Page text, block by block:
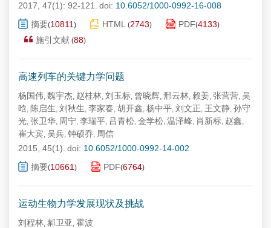
2017, 47(1): 92-121. doi: 10.6052/1000-0992-16-008
摘要(10811 ) HTML (2743) PDF(4133)
施引文献 (88)
高速列车的关键力学问题
杨国伟, 魏宇杰, 赵桂林, 刘玉标, 曾晓辉, 邢云林, 赖姜, 张营营, 吴
晗, 陈启生, 刘秋生, 李家春, 胡开鑫, 杨中平, 刘文正, 王文静, 孙守
光, 张卫华, 周宁, 李瑞平, 吕青松, 金学松, 温泽峰, 肖新标, 赵鑫,
崔大宾, 吴兵, 钟硕乔, 周信
2015, 45(1). doi: 10.6052/1000-0992-14-002
摘要(10661 ) PDF(6764)
运动生物力学发展现状及挑战
刘程林, 郝卫亚, 霍波